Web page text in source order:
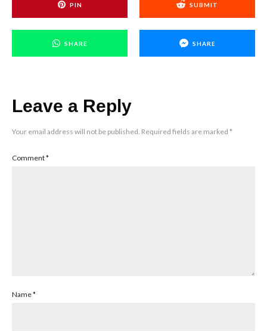
PIN SUBMIT
SHARE SHARE
Leave a Reply
Your email address will not be published. Required fields are marked *
Comment*
Name*